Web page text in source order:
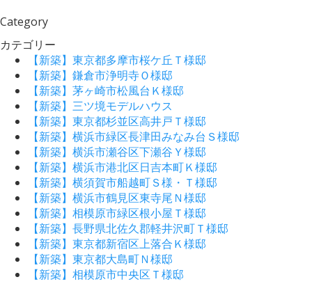
Category
カテゴリー
【新築】東京都多摩市桜ケ丘Ｔ様邸
【新築】鎌倉市浄明寺Ｏ様邸
【新築】茅ヶ崎市松風台Ｋ様邸
【新築】三ツ境モデルハウス
【新築】東京都杉並区高井戸Ｔ様邸
【新築】横浜市緑区長津田みなみ台Ｓ様邸
【新築】横浜市瀬谷区下瀬谷Ｙ様邸
【新築】横浜市港北区日吉本町Ｋ様邸
【新築】横須賀市船越町Ｓ様・Ｔ様邸
【新築】横浜市鶴見区東寺尾Ｎ様邸
【新築】相模原市緑区根小屋Ｔ様邸
【新築】長野県北佐久郡軽井沢町Ｔ様邸
【新築】東京都新宿区上落合Ｋ様邸
【新築】東京都大島町Ｎ様邸
【新築】相模原市中央区Ｔ様邸